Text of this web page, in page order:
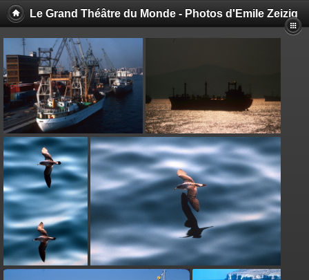
Le Grand Théâtre du Monde - Photos d'Emile Zeizig